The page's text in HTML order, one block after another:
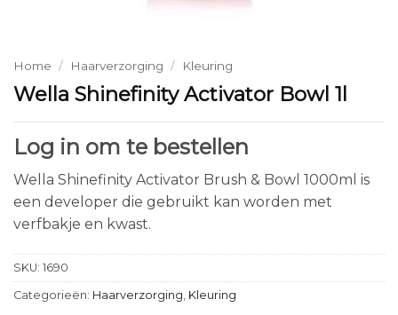
Home / Haarverzorging / Kleuring
Wella Shinefinity Activator Bowl 1l
Log in om te bestellen
Wella Shinefinity Activator Brush & Bowl 1000ml is
een developer die gebruikt kan worden met
verfbakje en kwast.
SKU: 1690
Categorieën: Haarverzorging, Kleuring